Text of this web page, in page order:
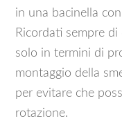
in una bacinella
Ricordati sempre
solo in termini di
montaggio della
per evitare che
rotazione.